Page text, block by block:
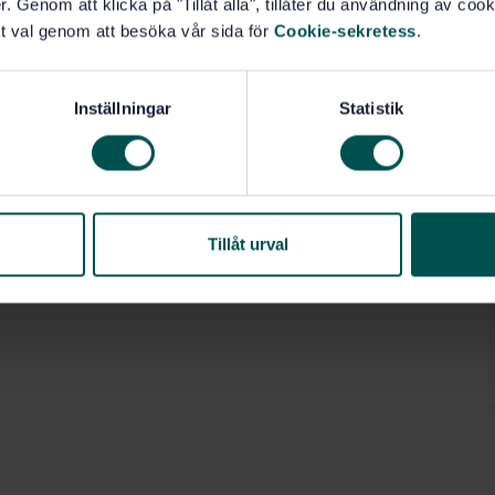
Genom att klicka på "Tillåt alla", tillåter du användning av
val genom att besöka vår sida för Cookie-sekretess.
Inställningar Statistik
Tillåt urval